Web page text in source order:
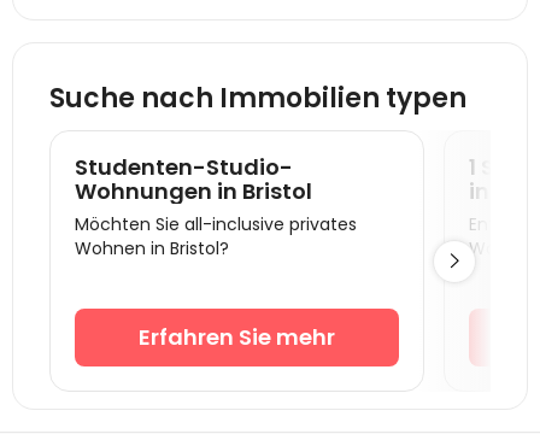
Studentenunterkunft Southampton
Studentenunterkunft Exeter
Studentenunterkunft Reading
Studentenunterkunft Birmingham
Studentenunterkunft Coventry
Studentenunterkunft Wolverhampton
Studentenunterkunft Egm 干杯
Suche nach Immobilien typen
Studenten-Studio-
Wohnungen in Bristol
Möchten Sie all-inclusive privates
Wohnen in Bristol?
Erfahren Sie mehr
1
in
